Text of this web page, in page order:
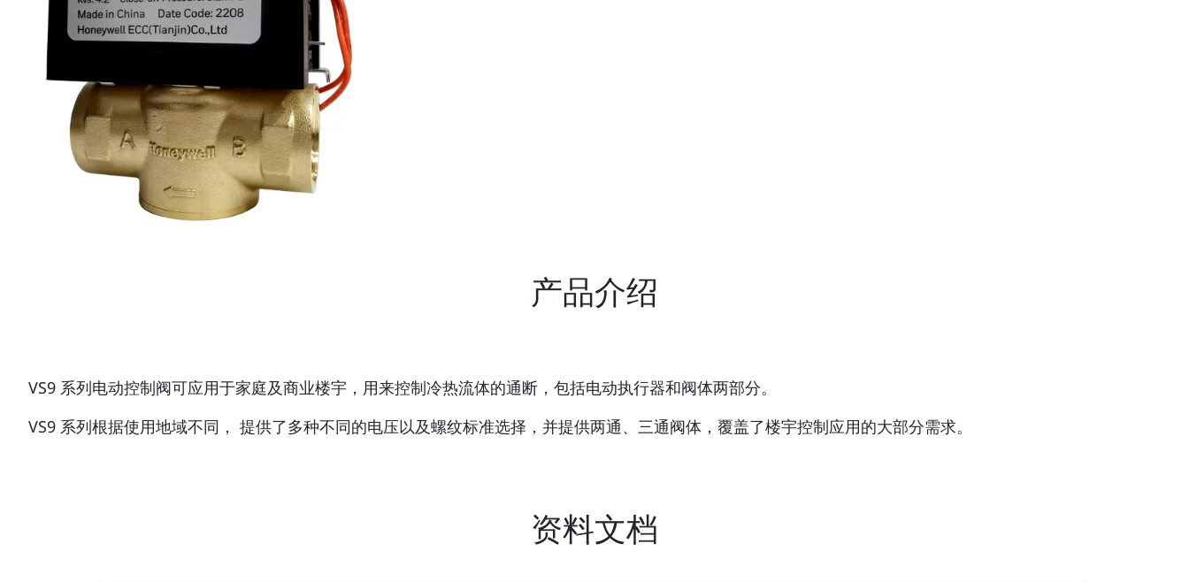
产品介绍
VS9 系列电动控制阀可应用于家庭及商业楼宇，用来控制冷热流体的通断，包括电动执行器和阀体两部分。
VS9 系列根据使用地域不同， 提供了多种不同的电压以及螺纹标准选择，并提供两通、三通阀体，覆盖了楼宇控制应用的大部分需求。
资料文档